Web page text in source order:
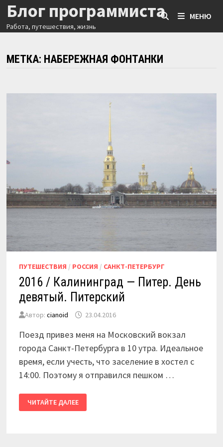
Перейти
содержимому
Блог программиста
Работа, путешествия, жизнь
МЕНЮ
МЕТКА: НАБЕРЕЖНАЯ ФОНТАНКИ
ПУТЕШЕСТВИЯ / РОССИЯ / САНКТ-ПЕТЕРБУРГ
2016 / Калининград — Питер. День
девятый. Питерский
Автор: cianoid 23.04.2016
Поезд привез меня на Московский вокзал
города Санкт-Петербурга в 10 утра. Идеальное
время, если учесть, что заселение в хостел с
14:00. Поэтому я отправился пешком …
2016
/
КАЛИНИНГРАД
ЧИТАЙТЕ ДАЛЕЕ